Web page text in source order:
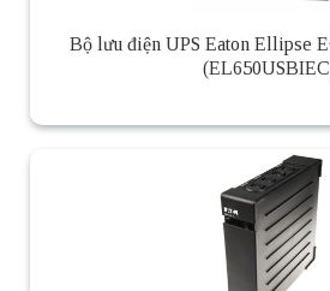
Bộ lưu điện UPS Eaton Ellipse